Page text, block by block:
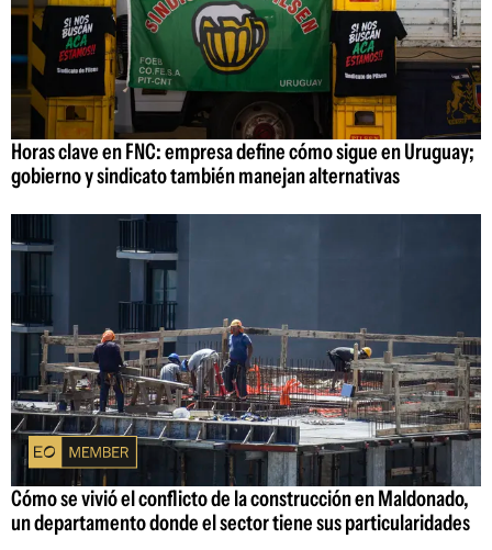
Horas clave en FNC: empresa define cómo sigue en Uruguay;
gobierno y sindicato también manejan alternativas
Cómo se vivió el conflicto de la construcción en Maldonado,
un departamento donde el sector tiene sus particularidades